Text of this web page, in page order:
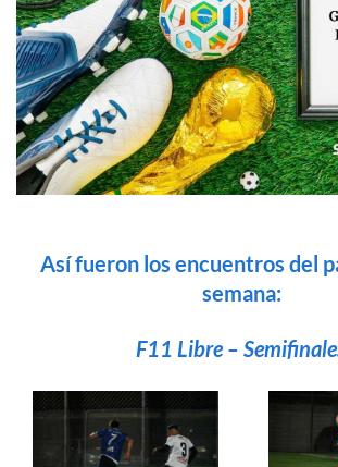
Así fueron los encuentros del
semana:
F11 Libre –